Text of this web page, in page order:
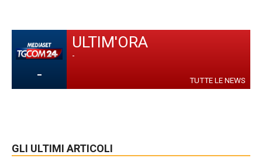
-
ULTIM'ORA
-
TUTTE LE NEWS
GLI ULTIMI ARTICOLI